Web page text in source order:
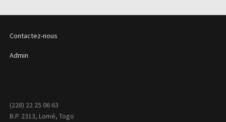
Contactez-nous
Admin
(228) 22 25 06 63
B.P. 2313, Lomé, Togo